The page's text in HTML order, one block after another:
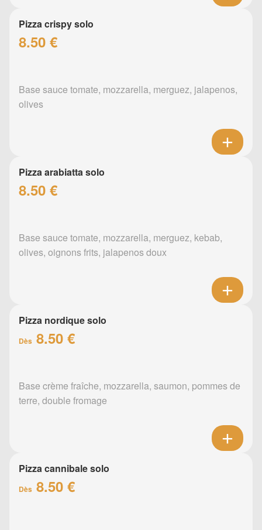
Pizza crispy solo
8.50 €
Base sauce tomate, mozzarella, merguez, jalapenos,
olives
Pizza arabiatta solo
8.50 €
Base sauce tomate, mozzarella, merguez, kebab,
olives, oignons frits, jalapenos doux
Pizza nordique solo
Dès 8.50 €
Base crème fraîche, mozzarella, saumon, pommes de
terre, double fromage
Pizza cannibale solo
Dès 8.50 €